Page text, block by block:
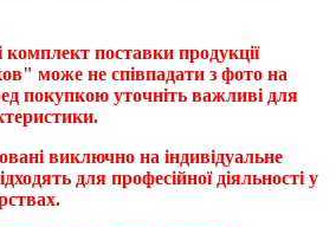
комплект поставки продукції
може не співпадати з фото на
покупкою уточніть важливі для
виключно на індивідуальне
для професійної діяльності у